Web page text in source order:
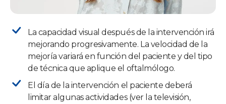
La capacidad visual después de la intervención irá
mejorando progresivamente. La velocidad de la
mejoría variará en función del paciente y del tipo
de técnica que aplique el oftalmólogo.
El día de la intervención el paciente deberá
limitar algunas actividades (ver la televisión,